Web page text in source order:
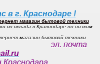
в г. Краснодаре !
магазин бытовой техники
со склада в Краснодаре по низким
магазин бытовой техники
5151 эл. почта